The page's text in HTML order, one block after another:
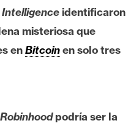
identificaron
misteriosa que
enBitcoinen solo tres
podría ser la